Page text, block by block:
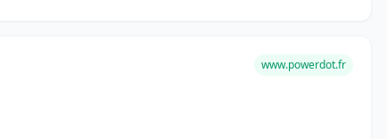
www.powerdot.fr